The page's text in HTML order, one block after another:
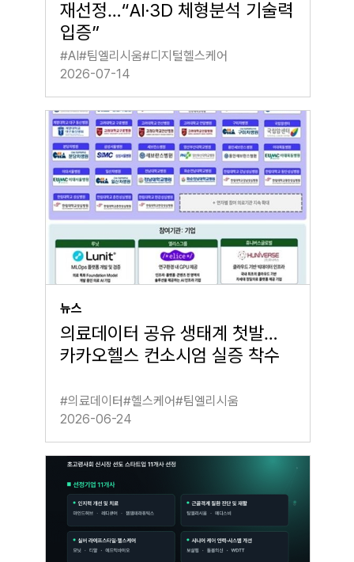
재선정…“AI·3D 체형분석 기술력
입증”
#AI#팀엘리시움#디지털헬스케어
2026-07-14
뉴스
의료데이터 공유 생태계 첫발…
카카오헬스 컨소시엄 실증 착수
#의료데이터#헬스케어#팀엘리시움
2026-06-24